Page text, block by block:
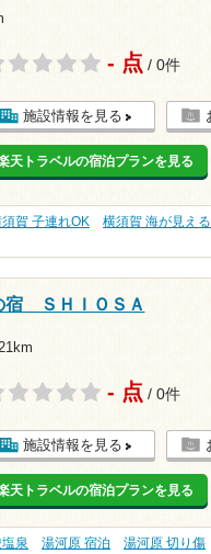
- 点 / 0件
施設情報を見る
天トラベルの宿泊プランを見る
賀 子連れOK 横須賀 海が見え
宿 ＳＨＩＯＳＡ
- 点 / 0件
施設情報を見る
天トラベルの宿泊プランを見る
泉 湯河原 宿泊 湯河原 切り傷